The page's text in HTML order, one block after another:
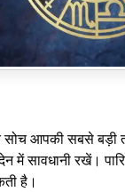
आपकी सबसे बड़ी
सावधानी रखें।
है।